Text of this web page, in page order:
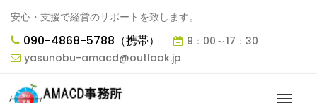
安心・支援で経営のサポートを致します。
090-4868-5788（携帯）
9：00～17：30
yasunobu-amacd@outlook.jp